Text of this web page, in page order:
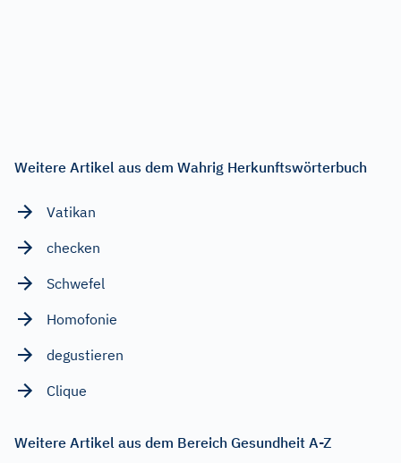
Weitere Artikel aus dem Wahrig Herkunftswörterbuch
Vatikan
checken
Schwefel
Homofonie
degustieren
Clique
Weitere Artikel aus dem Bereich Gesundheit A-Z